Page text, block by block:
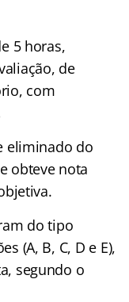
5 horas,
de
com
eliminado do
obteve nota
do tipo
(A, B, C, D e E),
segundo o